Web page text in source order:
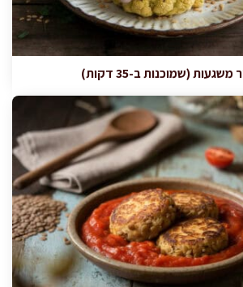
(שמוכנות ב-35 דקות)